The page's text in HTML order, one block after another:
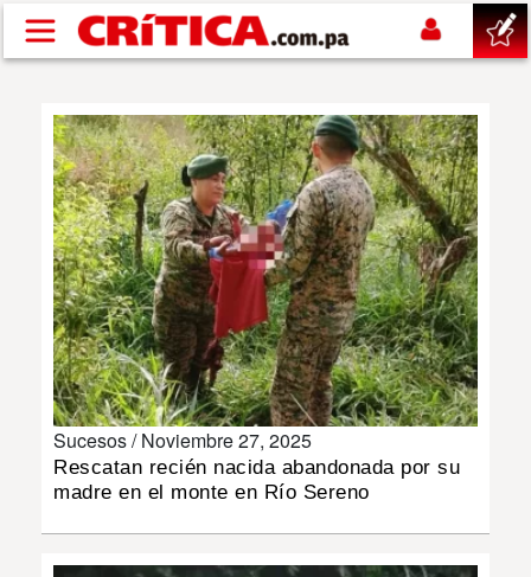
Pasar al contenido principal
SUCESOS
NACIONAL
POLÍTICA
SHOW
DEPORTES
Sucesos /Noviembre 27, 2025
Rescatan recién nacida abandonada por su
madre en el monte en Río Sereno